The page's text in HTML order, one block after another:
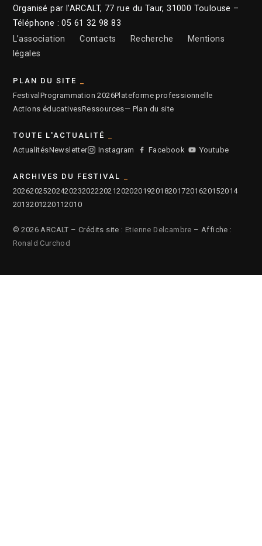
Organisé par l’ARCALT, 77 rue du Taur, 31000 Toulouse –
Téléphone : 05 61 32 98 83
L’association
Contacts Recherche
Mentions
légales
PLAN DU SITE
Festival Programmation 2026Plateforme professionnelle
Actions éducativesRessources— Plan du site
TOUTE L'ACTUALITÉ
ActualitésNewsletter Instagram Facebook Youtube
ARCHIVES DU FESTIVAL
2026202520242023202220212020201920182017201620152014
2013201220112010
© 2026 ARCALT – Crédits site : Etienne Delcambre – Affiche :
Ronald Curchod